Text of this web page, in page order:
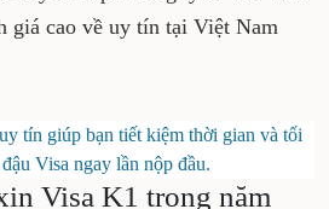
giá cao về uy tín tại Việt Nam
tín giúp bạn tiết kiệm thời gian và tối
Visa ngay lần nộp đầu.
Visa K1 trong năm